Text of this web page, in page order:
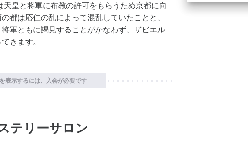
皇と将軍に布教の許可をもらうため京都に向
都は応仁の乱によって混乱していたことと、
軍ともに謁見することがかなわず、ザビエル
きます。
表示するには、入会が必要です
テリーサロン